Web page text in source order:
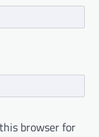
browser for